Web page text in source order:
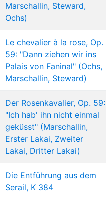
Marschallin, Steward,
Ochs)
Le chevalier à la rose, Op.
59: "Dann ziehen wir ins
Palais von Faninal" (Ochs,
Marschallin, Steward)
Der Rosenkavalier, Op. 59:
"Ich hab' ihn nicht einmal
geküsst" (Marschallin,
Erster Lakai, Zweiter
Lakai, Dritter Lakai)
Die Entführung aus dem
Serail, K 384